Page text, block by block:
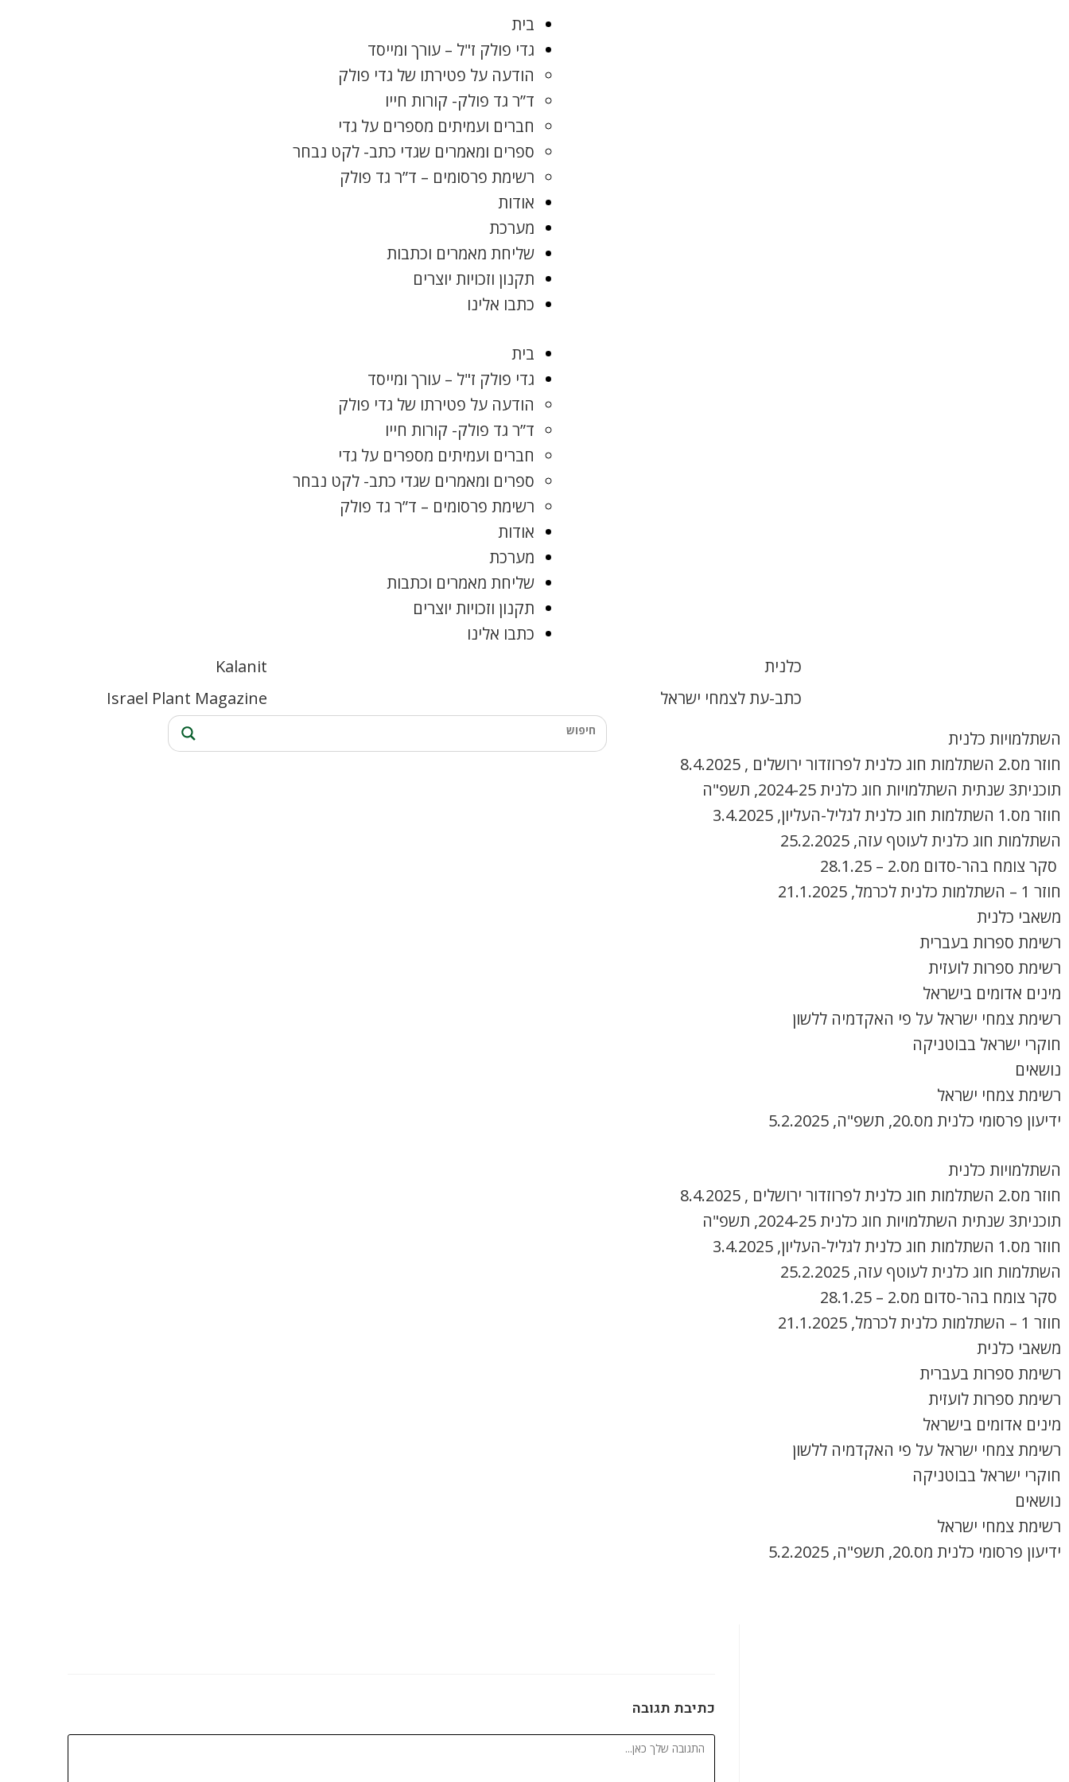
בית
גדי פולק ז"ל – עורך ומייסד
הודעה על פטירתו של גדי פולק
ד”ר גד פולק- קורות חייו
חברים ועמיתים מספרים על גדי
ספרים ומאמרים שגדי כתב- לקט נבחר
רשימת פרסומים – ד”ר גד פולק
אודות
מערכת
שליחת מאמרים וכתבות
תקנון וזכויות יוצרים
כתבו אלינו
בית
גדי פולק ז"ל – עורך ומייסד
הודעה על פטירתו של גדי פולק
ד”ר גד פולק- קורות חייו
חברים ועמיתים מספרים על גדי
ספרים ומאמרים שגדי כתב- לקט נבחר
רשימת פרסומים – ד”ר גד פולק
אודות
מערכת
שליחת מאמרים וכתבות
תקנון וזכויות יוצרים
כתבו אלינו
כלנית
כתב-עת לצמחי ישראל
Kalanit
Israel Plant Magazine
השתלמויות כלנית
חוזר מס.2 השתלמות חוג כלנית לפרוזדור ירושלים , 8.4.2025
תוכנית3 שנתית השתלמויות חוג כלנית 2024-25, תשפ"ה
חוזר מס.1 השתלמות חוג כלנית לגליל-העליון, 3.4.2025
השתלמות חוג כלנית לעוטף עזה, 25.2.2025
סקר צומח בהר-סדום מס.2 – 28.1.25
חוזר 1 – השתלמות כלנית לכרמל, 21.1.2025
משאבי כלנית
רשימת ספרות בעברית
רשימת ספרות לועזית
מינים אדומים בישראל
רשימת צמחי ישראל על פי האקדמיה ללשון
חוקרי ישראל בבוטניקה
נושאים
רשימת צמחי ישראל
ידיעון פרסומי כלנית מס.20, תשפ"ה, 5.2.2025
השתלמויות כלנית
חוזר מס.2 השתלמות חוג כלנית לפרוזדור ירושלים , 8.4.2025
תוכנית3 שנתית השתלמויות חוג כלנית 2024-25, תשפ"ה
חוזר מס.1 השתלמות חוג כלנית לגליל-העליון, 3.4.2025
השתלמות חוג כלנית לעוטף עזה, 25.2.2025
סקר צומח בהר-סדום מס.2 – 28.1.25
חוזר 1 – השתלמות כלנית לכרמל, 21.1.2025
משאבי כלנית
רשימת ספרות בעברית
רשימת ספרות לועזית
מינים אדומים בישראל
רשימת צמחי ישראל על פי האקדמיה ללשון
חוקרי ישראל בבוטניקה
נושאים
רשימת צמחי ישראל
ידיעון פרסומי כלנית מס.20, תשפ"ה, 5.2.2025
כתיבת תגובה